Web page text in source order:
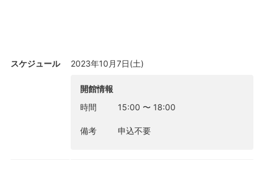
スケジュール 2023年10月7日(土)
開館情報
時間
15:00 〜 18:00
備考 申込不要